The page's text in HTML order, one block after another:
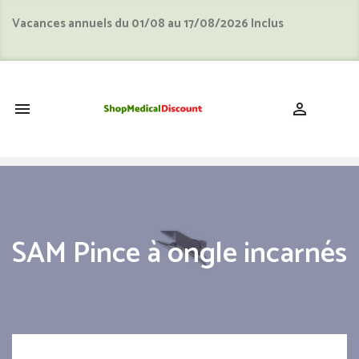
Vacances annuels du 01/08 au 17/08/2026 Inclus
 
SAM Pince à ongle incarnés